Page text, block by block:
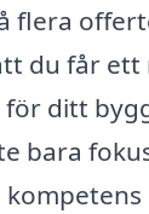
flera
du får
ditt
bara